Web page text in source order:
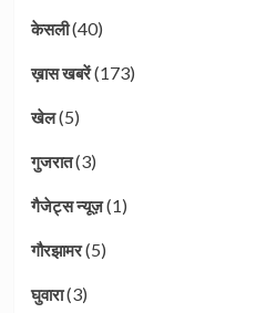
केसली(40)
ख़ास खबरें(173)
खेल(5)
गुजरात(3)
गैजेट्स न्यूज़(1)
गौरझामर(5)
घुवारा(3)